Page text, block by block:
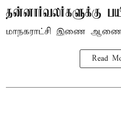
தன்னார்வலர்களுக்கு
மாநகராட்சி இணை
Read